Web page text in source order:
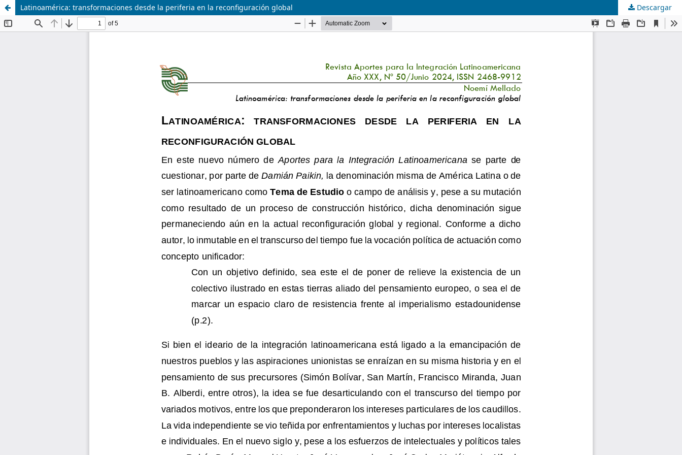
Latinoamérica: transformaciones desde la periferia en la reconfiguración global Descargar